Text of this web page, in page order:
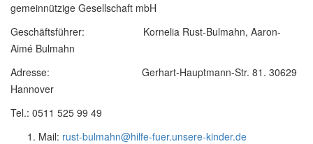
gemeinnützige Gesellschaft mbH
Geschäftsführer: Kornelia Rust-Bulmahn, Aaron-
Aimé Bulmahn
Adresse: Gerhart-Hauptmann-Str. 81. 30629
Hannover
Tel.: 0511 525 99 49
Mail: rust-bulmahn@hilfe-fuer.unsere-kinder.de